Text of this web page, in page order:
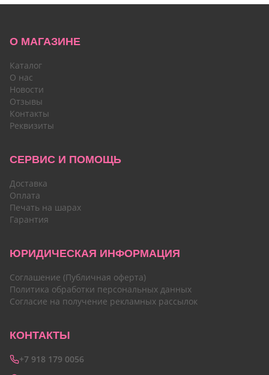
О МАГАЗИНЕ
Каталог
О нас
Новости
Отзывы
Контакты
Реквизиты
СЕРВИС И ПОМОЩЬ
Доставка
Оплата
Печать на шарах
Гарантия
ЮРИДИЧЕСКАЯ ИНФОРМАЦИЯ
Соглашение (Публичная оферта)
Политика обработки персональных данных
Согласие на получение рекламных рассылок
КОНТАКТЫ
+7 918 179 0056